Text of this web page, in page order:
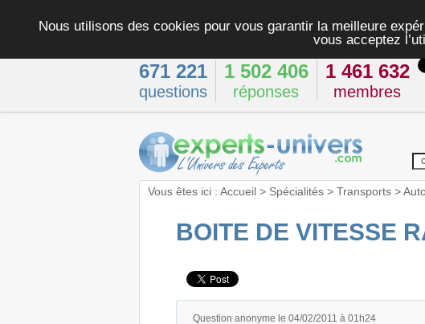
Nous utilisons des cookies pour vous garantir la meilleure
vous acceptez
671 221
questions
1 502 406
réponses
1 461 632
membres
Vous êtes ici : Accueil> Spécialités> Transports>
BOITE DE VITESSE
Question anonyme le 04/02/2011 à 01h24